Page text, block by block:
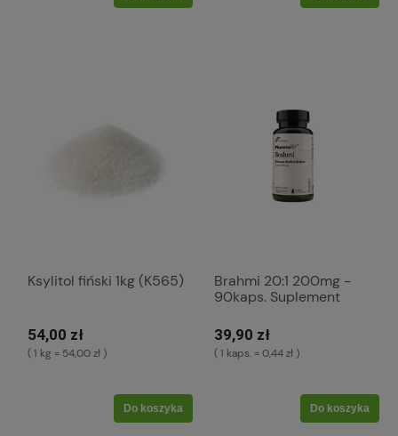
Ksylitol fiński 1kg (K565)
54,00 zł
( 1 kg = 54,00 zł )
Do koszyka
Brahmi 20:1 200mg -
90kaps. Suplement
39,90 zł
( 1 kaps. = 0,44 zł )
Do koszyka